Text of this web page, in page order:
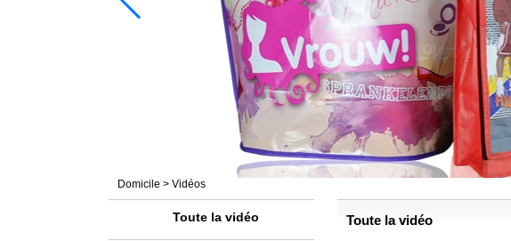
Domicile > Vidéos
Toute la vidéo Toute la vidéo